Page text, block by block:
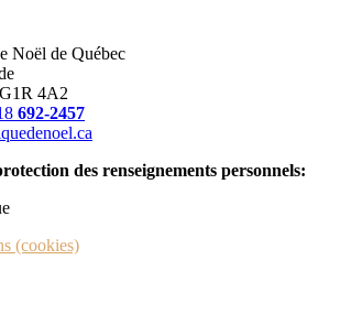
Noël de Québec
4A2
692-2457
des renseignements personnels:
(cookies)